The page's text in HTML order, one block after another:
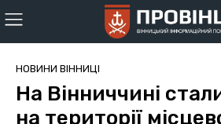
НОВИНИ ВІННИЦІ
На Вінниччині
на території